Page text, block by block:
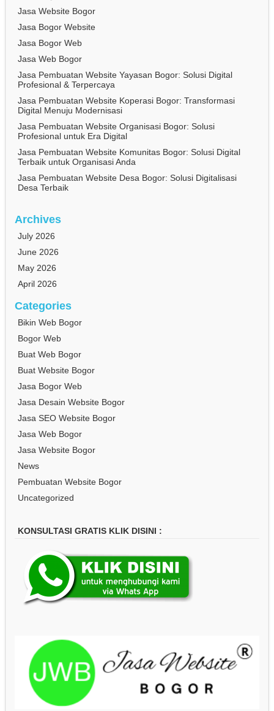
Jasa Website Bogor
Jasa Bogor Website
Jasa Bogor Web
Jasa Web Bogor
Jasa Pembuatan Website Yayasan Bogor: Solusi Digital
Profesional & Terpercaya
Jasa Pembuatan Website Koperasi Bogor: Transformasi
Digital Menuju Modernisasi
Jasa Pembuatan Website Organisasi Bogor: Solusi
Profesional untuk Era Digital
Jasa Pembuatan Website Komunitas Bogor: Solusi Digital
Terbaik untuk Organisasi Anda
Jasa Pembuatan Website Desa Bogor: Solusi Digitalisasi
Desa Terbaik
Archives
July 2026
June 2026
May 2026
April 2026
Categories
Bikin Web Bogor
Bogor Web
Buat Web Bogor
Buat Website Bogor
Jasa Bogor Web
Jasa Desain Website Bogor
Jasa SEO Website Bogor
Jasa Web Bogor
Jasa Website Bogor
News
Pembuatan Website Bogor
Uncategorized
KONSULTASI GRATIS KLIK DISINI :